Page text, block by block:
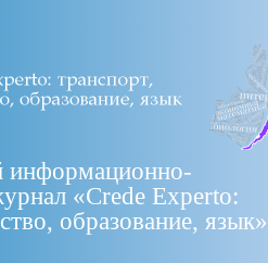
«Crede Experto:
образование, язык»